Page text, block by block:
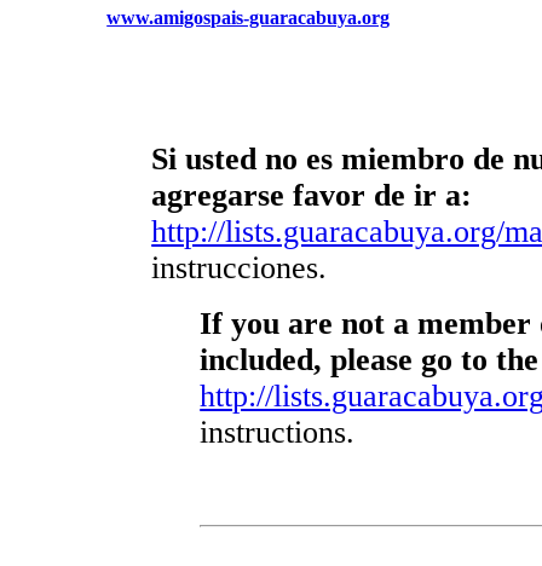
www.amigospais-guaracabuya.org
Si usted no es miembro de
agregarse favor de ir a:
http://lists.guaracabuya.org/
instrucciones.
If you are not a
included, please go to
http://
instructions.